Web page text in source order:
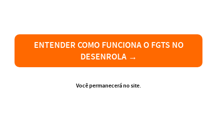
ENTENDER COMO FUNCIONA O FGTS NO
DESENROLA →
Você permanecerá no site.